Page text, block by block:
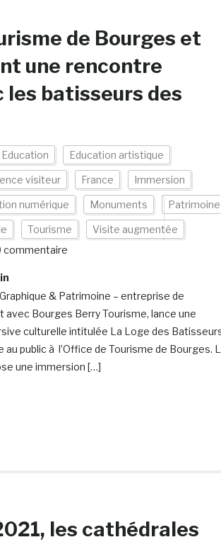
de Bourges et
une rencontre
batisseurs des
Education Education artistique
visiteur France Immersion
numérique Monuments Patrimoine
Tourisme
Visite augmentée
commentaire
& Patrimoine – entreprise de
avec Bourges Berry Tourisme, lance une
culturelle intitulée La Loge des
au public à l’Office de Tourisme de Bourges.
une immersion […]
les cathédrales